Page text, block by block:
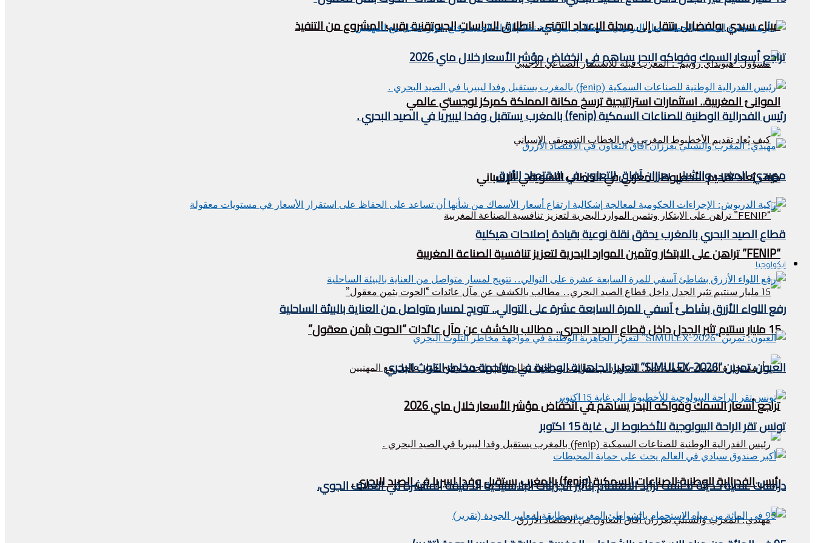
ميناء سيدي بولفضايل ينتقل إلى مرحلة الإعداد التقني.. انطلاق الدراسات الجيوتقنية يقرب المشروع من التنفيذ
الموانئ المغربية.. استثمارات استراتيجية ترسخ مكانة المملكة كمركز لوجستي عالمي
كيف يُعاد تقديم الأخطبوط المغربي في الخطاب التسويقي الإسباني
“FENIP” تراهن على الابتكار وتثمين الموارد البحرية لتعزيز تنافسية الصناعة المغربية
15 مليار سنتيم تثير الجدل داخل قطاع الصيد البحري.. مطالب بالكشف عن مآل عائدات “الحوت بثمن معقول”
تراجع أسعار السمك وفواكه البحر يساهم في انخفاض مؤشر الأسعار خلال ماي 2026
رئيس الفدرالية الوطنية للصناعات السمكية (fenip) بالمغرب يستقبل وفدا ليبيريا في الصيد البحري .
تراجع أسعار السمك وفواكه البحر يساهم في انخفاض مؤشر الأسعار خلال ماي 2026
رئيس الفدرالية الوطنية للصناعات السمكية (fenip) بالمغرب يستقبل وفدا ليبيريا في الصيد البحري .
مهيدي: المغرب والشيلي يعززان آفاق التعاون في الاقتصاد الأزرق
قطاع الصيد البحري بالمغرب يحقق نقلة نوعية بقيادة إصلاحات هيكلية
ايكولوجيا
رفع اللواء الأزرق بشاطئ آسفي للمرة السابعة عشرة على التوالي.. تتويج لمسار متواصل من العناية بالبيئة الساحلية
العيون: تمرين “SIMULEX-2026” لتعزيز الجاهزية الوطنية في مواجهة مخاطر التلوث البحري
تونس تقر الراحة البيولوجية للأخطبوط الى غاية 15 اكتوبر
دراسات علمية حديثة تكشف تزايد الاهتمام بتأثير الجزيئات البلاستيكية الدقيقة المنتشرة في الغلاف الجوي،